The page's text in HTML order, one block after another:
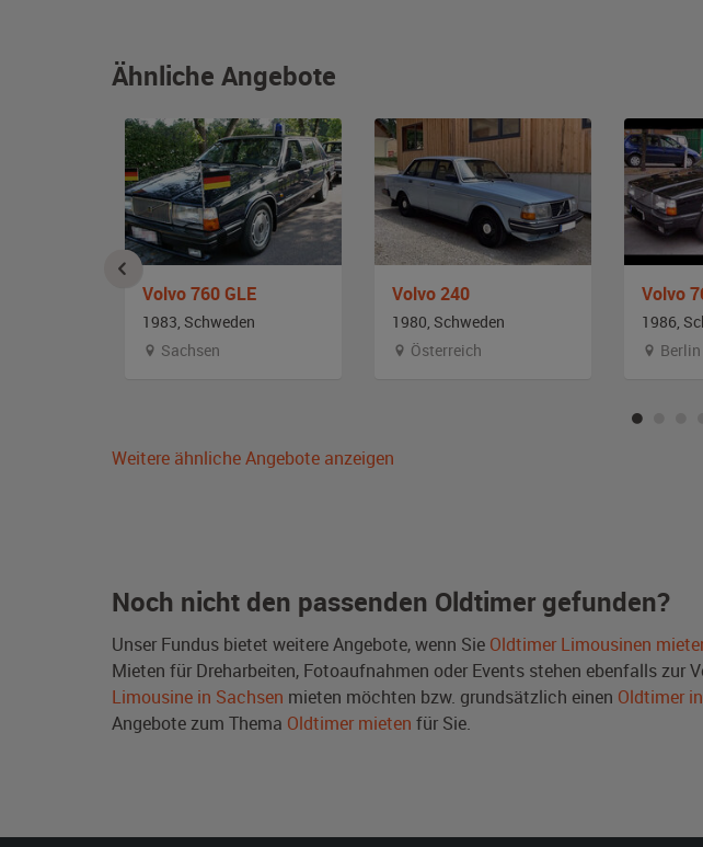
Ähnliche Angebote
Volvo 760 GLE
1983, Schweden
Sachsen
Volvo 240
1980, Schweden
Österreich
Volvo
1986,
Berlin
Weitere ähnliche Angebote anzeigen
Noch nicht den passenden Oldtimer gefunden?
Unser Fundus bietet weitere Angebote, wenn Sie Oldtimer Limousinen
Mieten für Dreharbeiten, Fotoaufnahmen oder Events stehen ebenfalls
Limousine in Sachsen mieten möchten bzw. grundsätzlich einen Oldtimer
Angebote zum Thema Oldtimer mieten für Sie.